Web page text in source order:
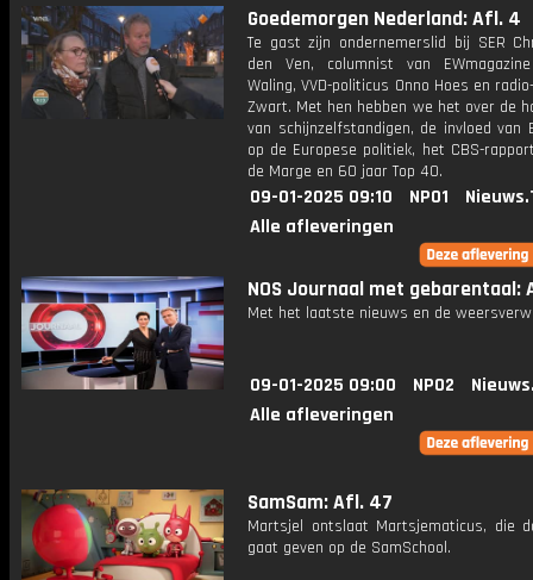
Goedemorgen Nederland: Afl. 4
Te gast zijn ondernemerslid bij SER
den Ven, columnist van
Waling, VVD-politicus Onno Hoes en
Zwart. Met hen hebben we het over de
van schijnzelfstandigen, de invloed van
op de Europese politiek, het CBS-
de Marge en 60 jaar Top 40.
09-01-2025 09:10 NPO1
Alle afleveringen
NOS Journaal met gebarentaal:
Met het laatste nieuws en de
09-01-2025 09:00 NPO2
Alle afleveringen
SamSam: Afl. 47
Martsjel ontslaat Martsjematicus, die
gaat geven op de SamSchool.